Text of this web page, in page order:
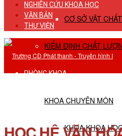
CƠ SỞ VẬT CHẤT
KIỂM ĐỊNH CHẤT
PHÒNG KHOA
KHOA CHUYÊN MÔN
KHOA KHOA
NGHIÊN CỨU KHOA HỌC
VĂN BẢN
THƯ VIỆN